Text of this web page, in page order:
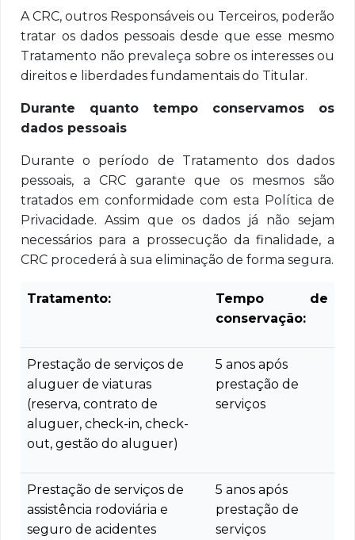
A CRC, outros Responsáveis ou Terceiros, poderão
tratar os dados pessoais desde que esse mesmo
Tratamento não prevaleça sobre os interesses ou
direitos e liberdades fundamentais do Titular.
Durante quanto tempo conservamos os
dados pessoais
Durante o período de Tratamento dos dados
pessoais, a CRC garante que os mesmos são
tratados em conformidade com esta Política de
Privacidade. Assim que os dados já não sejam
necessários para a prossecução da finalidade, a
CRC procederá à sua eliminação de forma segura.
Tratamento:
Tempo de
conservação:
Prestação de serviços de
aluguer de viaturas
(reserva, contrato de
aluguer, check-in, check-
out, gestão do aluguer)
5 anos após
prestação de
serviços
Prestação de serviços de
assistência rodoviária e
seguro de acidentes
5 anos após
prestação de
serviços